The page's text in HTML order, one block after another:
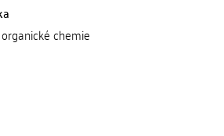
chemie